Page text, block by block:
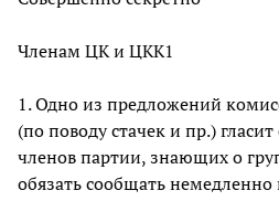
Членам ЦК и ЦКК1
1. Одно из предложений
(по поводу стачек и пр.)
членов партии, знающих о
обязать сообщать